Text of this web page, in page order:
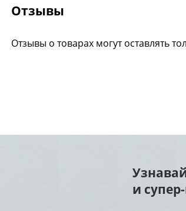
Отзывы
Отзывы о товарах могут оставлять
и